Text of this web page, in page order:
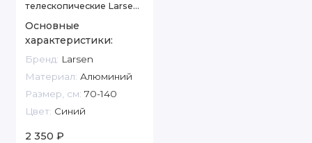
телескопические Larsen
Основные
характеристики:
Бренд: Larsen
Материал: Алюминий
Размер, см: 70-140
Цвет: Синий
2 350 ₽